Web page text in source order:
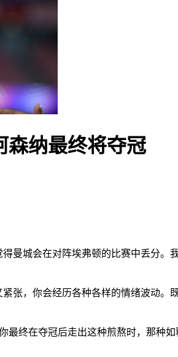
森纳最终将夺冠
曼城会在对阵埃弗顿的比赛中丢分。
张，你会经历各种各样的情绪波动。
终在夺冠后走出这种煎熬时，那种